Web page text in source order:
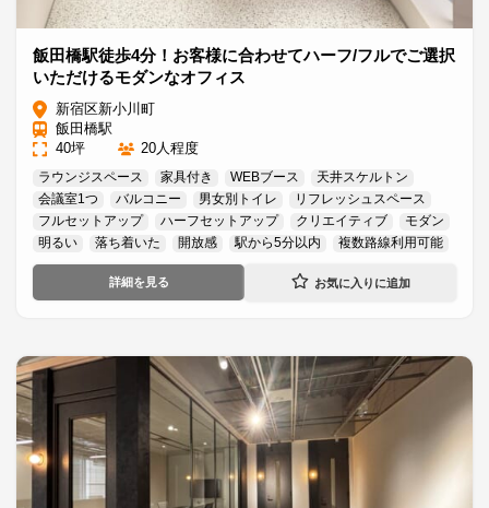
飯田橋駅徒歩4分！お客様に合わせてハーフ/フルでご選択
いただけるモダンなオフィス
新宿区新小川町
飯田橋駅
40坪
20人程度
ラウンジスペース 家具付き WEBブース
天井スケルトン
会議室1つ
バルコニー 男女別トイレ
リフレッシュスペース
フルセットアップ
ハーフセットアップ クリエイティブ
モダン
明るい
落ち着いた 開放感 駅から5分以内 複数路線利用可能
詳細を見る